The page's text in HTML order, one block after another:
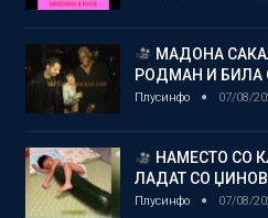
МАДОНА
РОДМАН И БИЛА
Плусинфо 07/08/
НАМЕСТО СО
ЛАДАТ СО
Плусинфо 07/08/